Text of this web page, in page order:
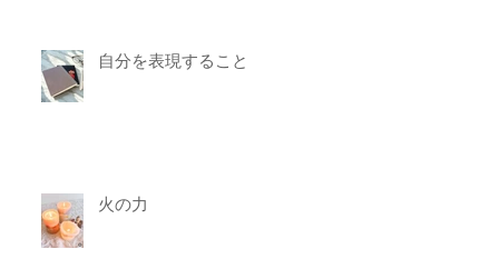
自分を表現すること
火の力